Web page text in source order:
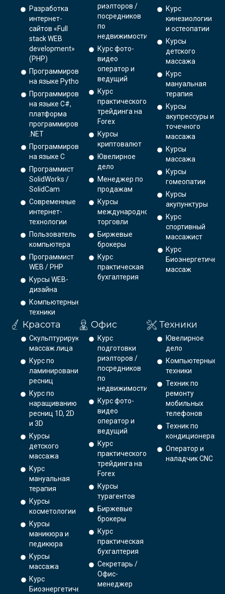
Разработка
интернет-
сайтов «Full
stack WEB
development»
(PHP)
Программирование
на языке Python.
Программирование
на языке C#,
платформа
программирования
.NET
Программирование
на языке С
Программист
SolidWorks /
SolidCam
Современные
интернет-
технологии
Пользователь
компьютера
Программист
WEB / PHP
Курсы WEB-
дизайна
Компьютерные
техники
риэлторов /
посредников
по
недвижимости
Курс фото-
видео
оператор и
ведущий
Курс
практического
трейдинга на
Forex
Курсы
криптовалют
Ювелирное
дело
Менеджер по
продажам
Курсы
международной
торговли
Биржевые
брокеры
Курс
практическая
бухгалтерия
Курс
кинезиологии
и остеопатии
Курсы
детского
массажа
Курс
мануальная
терапия
Курсы
акупрессуры и
точечного
массажа
Курсы
массажа
Курсы
гомеопатии
Курсы
акупунктуры
Курс
спортивный
массажист
Курс
массаж
Красота
Скульптурирующий
массаж лица
Курс по
ламинированию
ресниц
Курс по
наращиванию
ресниц 1D, 2D
и 3D
Курсы
детского
массажа
Курс
мануальная
терапия
Курсы
косметологии
Курсы
маникюра и
педикюра
Курсы
массажа
Курс
Биоэнергетический
Офис
Курс
подготовки
риэлторов /
посредников
по
недвижимости
Курс фото-
видео
оператор и
ведущий
Курс
практического
трейдинга на
Forex
Курсы
турагентов
Биржевые
брокеры
Курс
практическая
бухгалтерия
Секретарь /
Офис-
менеджер
Техники
Ювелирное
дело
Компьютерные
техники
Техник по
ремонту
мобильных
телефонов
Техник по
кондиционерам
Оператор и
наладчик CNC